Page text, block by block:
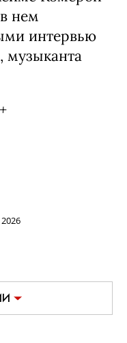
меня
тур в
Hard and
(18+)